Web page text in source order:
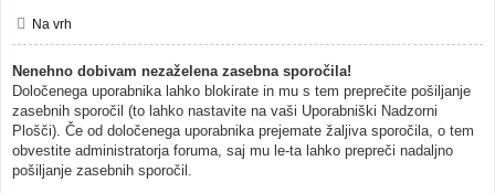
Na vrh
Nenehno dobivam nezaželena zasebna sporočila!
Določenega uporabnika lahko blokirate in mu s tem preprečite pošiljanje
zasebnih sporočil (to lahko nastavite na vaši Uporabniški Nadzorni
Plošči). Če od določenega uporabnika prejemate žaljiva sporočila, o tem
obvestite administratorja foruma, saj mu le-ta lahko prepreči nadaljno
pošiljanje zasebnih sporočil.